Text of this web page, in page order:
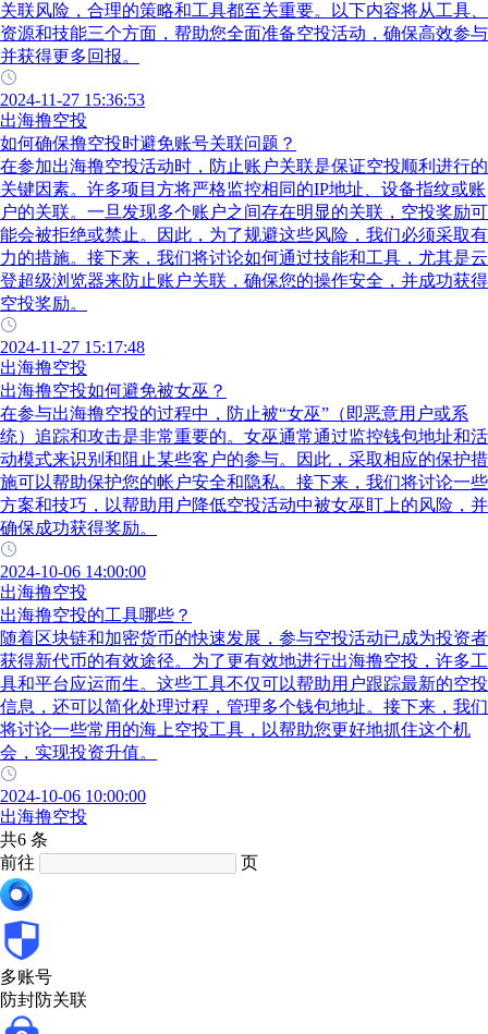
关联风险，合理的策略和工具都至关重要。以下内容将从工具、
资源和技能三个方面，帮助您全面准备空投活动，确保高效参与
并获得更多回报。
2024-11-27 15:36:53
出海撸空投
如何确保撸空投时避免账号关联问题？
在参加出海撸空投活动时，防止账户关联是保证空投顺利进行的
关键因素。许多项目方将严格监控相同的IP地址、设备指纹或账
户的关联。一旦发现多个账户之间存在明显的关联，空投奖励可
能会被拒绝或禁止。因此，为了规避这些风险，我们必须采取有
力的措施。接下来，我们将讨论如何通过技能和工具，尤其是云
登超级浏览器来防止账户关联，确保您的操作安全，并成功获得
空投奖励。
2024-11-27 15:17:48
出海撸空投
出海撸空投如何避免被女巫？
在参与出海撸空投的过程中，防止被“女巫”（即恶意用户或系
统）追踪和攻击是非常重要的。女巫通常通过监控钱包地址和活
动模式来识别和阻止某些客户的参与。因此，采取相应的保护措
施可以帮助保护您的帐户安全和隐私。接下来，我们将讨论一些
方案和技巧，以帮助用户降低空投活动中被女巫盯上的风险，并
确保成功获得奖励。
2024-10-06 14:00:00
出海撸空投
出海撸空投的工具哪些？
随着区块链和加密货币的快速发展，参与空投活动已成为投资者
获得新代币的有效途径。为了更有效地进行出海撸空投，许多工
具和平台应运而生。这些工具不仅可以帮助用户跟踪最新的空投
信息，还可以简化处理过程，管理多个钱包地址。接下来，我们
将讨论一些常用的海上空投工具，以帮助您更好地抓住这个机
会，实现投资升值。
2024-10-06 10:00:00
出海撸空投
共6 条
前往
页
多账号
防封防关联